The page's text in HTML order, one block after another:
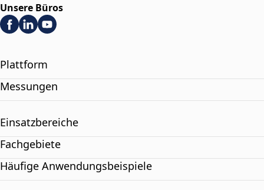
Unsere Büros
Plattform
Messungen
Einsatzbereiche
Fachgebiete
Häufige Anwendungsbeispiele